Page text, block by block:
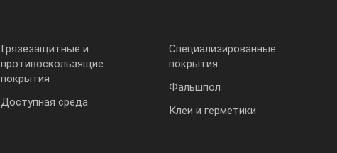
Грязезащитные и
противоскользящие
покрытия
Доступная среда
Специализированные
покрытия
Фальшпол
Клеи и герметики